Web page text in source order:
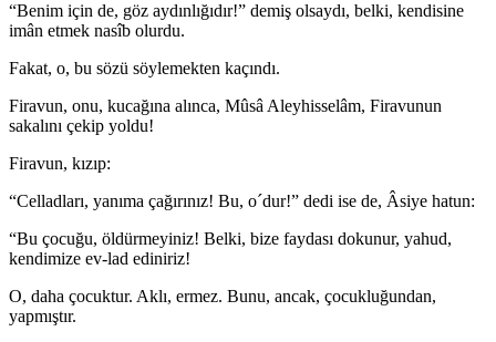
“Benim için de, göz aydınlığıdır!” demiş olsaydı, belki, kendisine
imân etmek nasîb olurdu.
Fakat, o, bu sözü söylemekten kaçındı.
Firavun, onu, kucağına alınca, Mûsâ Aleyhisselâm, Firavunun
sakalını çekip yoldu!
Firavun, kızıp:
“Celladları, yanıma çağırınız! Bu, o´dur!” dedi ise de, Âsiye hatun:
“Bu çocuğu, öldürmeyiniz! Belki, bize faydası dokunur, yahud,
kendimize ev-lad ediniriz!
O, daha çocuktur. Aklı, ermez. Bunu, ancak, çocukluğundan,
yapmıştır.